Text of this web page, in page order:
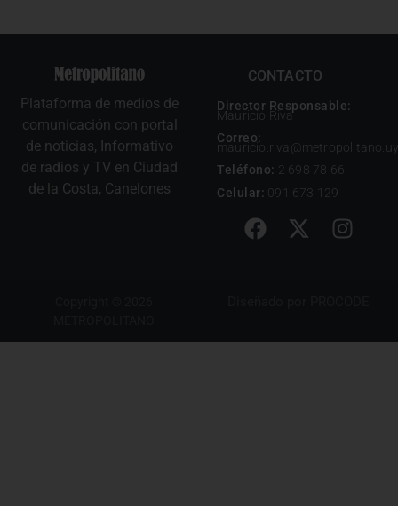
Plataforma de medios de
comunicación con portal
de noticias, Informativo
de radios y TV en Ciudad
de la Costa, Canelones
CONTACTO
Director Responsable:
Mauricio Riva
Correo:
mauricio.riva@metropolitano.uy
Teléfono: 2 698 78 66
Celular: 091 673 129